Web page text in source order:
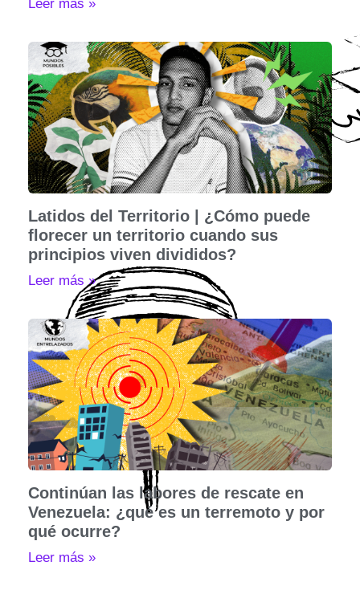
Leer más »
Latidos del Territorio | ¿Cómo puede
florecer un territorio cuando sus
principios viven divididos?
Leer más »
Continúan las labores de rescate en
Venezuela: ¿qué es un terremoto y por
qué ocurre?
Leer más »